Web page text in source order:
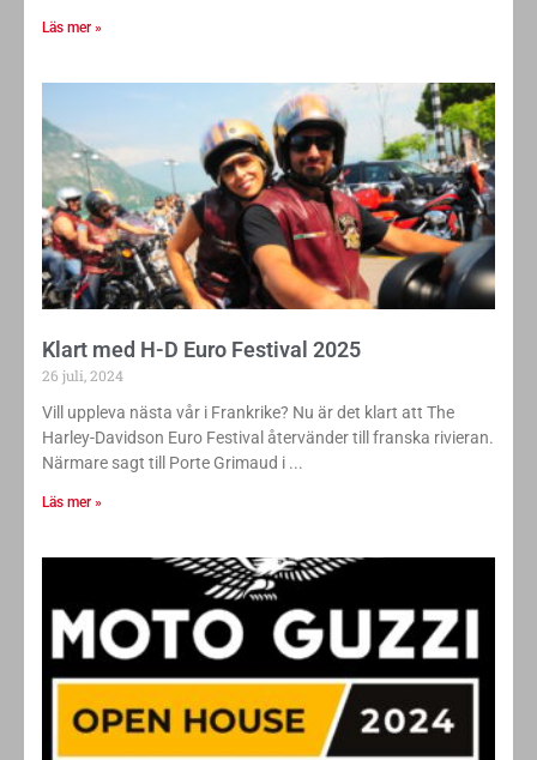
Läs mer »
Klart med H-D Euro Festival 2025
26 juli, 2024
Vill uppleva nästa vår i Frankrike? Nu är det klart att The
Harley-Davidson Euro Festival återvänder till franska rivieran.
Närmare sagt till Porte Grimaud i
Läs mer »